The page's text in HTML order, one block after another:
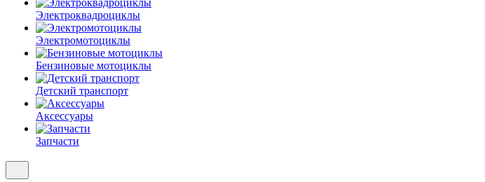
Электроквадроциклы
Электромотоциклы
Бензиновые мотоциклы
Детский транспорт
Аксессуары
Запчасти